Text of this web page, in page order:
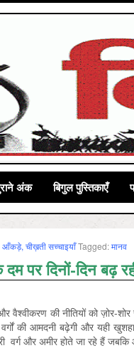
अंक बिगुल पुस्तिकाएँ
आँकड़े, चीख़ती सच्चाइयाँTagged:मानव
पर दिनों-दिन बढ़
वैश्वीकरण की नीतियों को ज़ोर-
की आमदनी बढ़ेगी और यही
और अमीर होते जा रहे हैं जबकि